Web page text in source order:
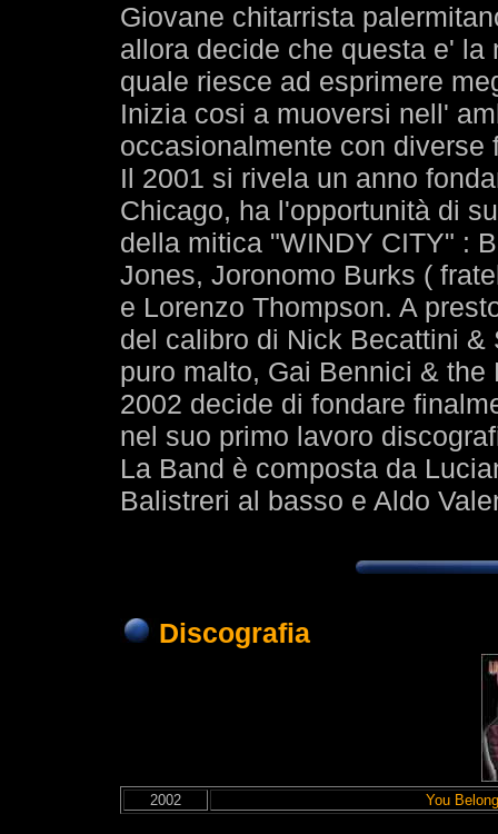
Giovane chitarrista
allora decide che questa e'
quale riesce ad esprimere
Inizia cosi a muoversi nell'
occasionalmente con diverse
Il 2001 si rivela un anno
Chicago, ha l'opportunità di
della mitica "WINDY CITY" :
Jones, Joronomo Burks (
e Lorenzo Thompson. A
del calibro di Nick Becattini
puro malto, Gai Bennici &
2002 decide di fondare
nel suo primo lavoro
La Band è composta da
Balistreri al basso e Aldo
Discografia
2002 You